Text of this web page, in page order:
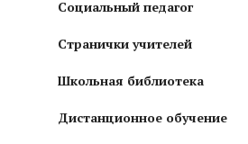
Социальный педагог
Странички учителей
Школьная библиотека
Дистанционное обучение